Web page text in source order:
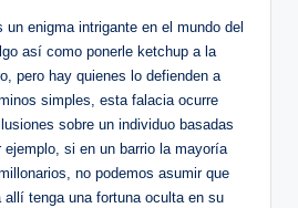
un enigma intrigante en el mundo del
así como ponerle ketchup a la
pero hay quienes lo defienden a
simples, esta falacia ocurre
sobre un individuo basadas
si en un barrio la mayoría
no podemos asumir que
allí tenga una fortuna oculta en su